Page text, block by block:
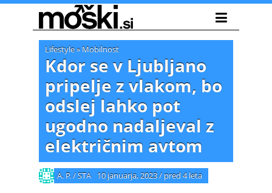
Lifestyle» Mobilnost
Kdor se v Ljubljano
pripelje z vlakom, bo
odslej lahko pot
ugodno nadaljeval z
električnim avtom
A. P. / STA 10 januarja, 2023/ pred 4 leta